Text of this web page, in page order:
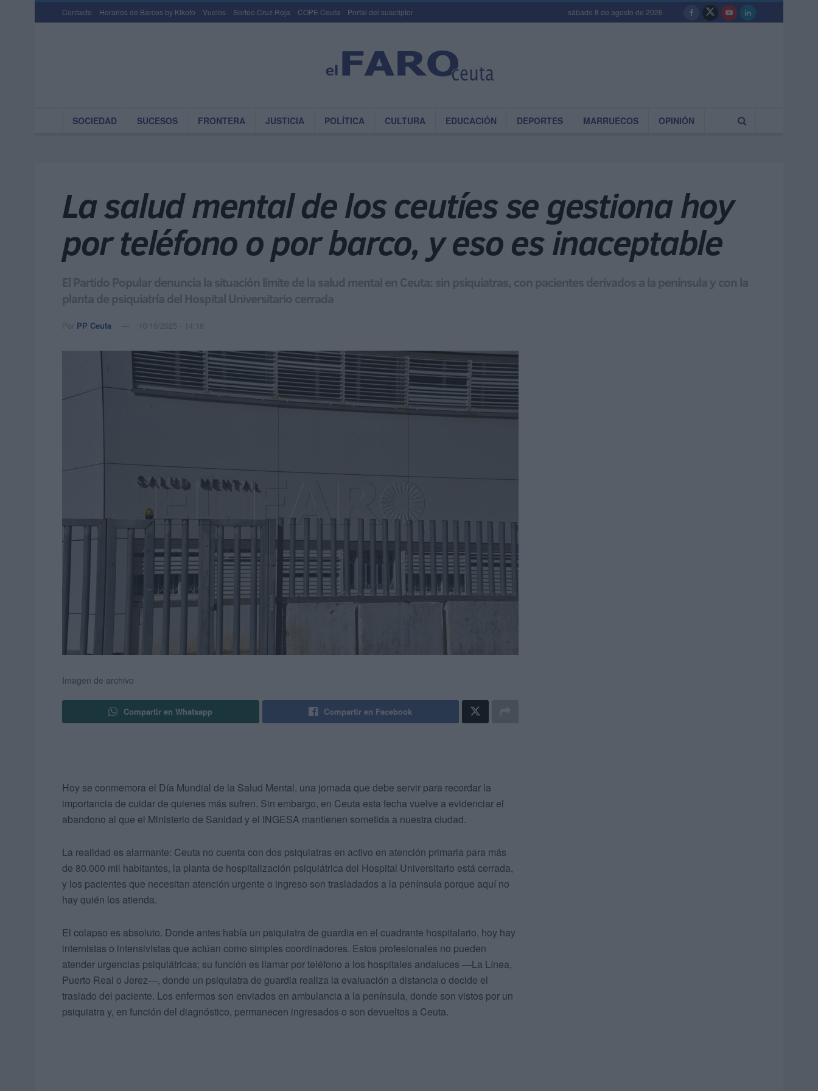
Contacto Horarios de Barcos by Kikoto Vuelos Sorteo Cruz Roja COPE Ceuta Portal del suscriptor sábado 8 de agosto de 2026
SOCIEDAD SUCESOS FRONTERA JUSTICIA POLÍTICA CULTURA EDUCACIÓN DEPORTES MARRUECOS OPINIÓN
La salud mental de los ceutíes se gestiona hoy
por teléfono o por barco, y eso es inaceptable
El Partido Popular denuncia la situación límite de la salud mental en Ceuta: sin psiquiatras, con pacientes derivados a la península y con la
planta de psiquiatría del Hospital Universitario cerrada
Por PP Ceuta 10/10/2025 - 14:18
Imagen de archivo
Compartir en Whatsapp Compartir en Facebook
Hoy se conmemora el Día Mundial de la Salud Mental, una jornada que debe servir para recordar la
importancia de cuidar de quienes más sufren. Sin embargo, en Ceuta esta fecha vuelve a evidenciar el
abandono al que el Ministerio de Sanidad y el INGESA mantienen sometida a nuestra ciudad.
La realidad es alarmante: Ceuta no cuenta con dos psiquiatras en activo en atención primaria para más
de 80.000 mil habitantes, la planta de hospitalización psiquiátrica del Hospital Universitario está cerrada,
y los pacientes que necesitan atención urgente o ingreso son trasladados a la península porque aquí no
hay quién los atienda.
El colapso es absoluto. Donde antes había un psiquiatra de guardia en el cuadrante hospitalario, hoy hay
internistas o intensivistas que actúan como simples coordinadores. Estos profesionales no pueden
atender urgencias psiquiátricas; su función es llamar por teléfono a los hospitales andaluces —La Línea,
Puerto Real o Jerez—, donde un psiquiatra de guardia realiza la evaluación a distancia o decide el
traslado del paciente. Los enfermos son enviados en ambulancia a la península, donde son vistos por un
psiquiatra y, en función del diagnóstico, permanecen ingresados o son devueltos a Ceuta.